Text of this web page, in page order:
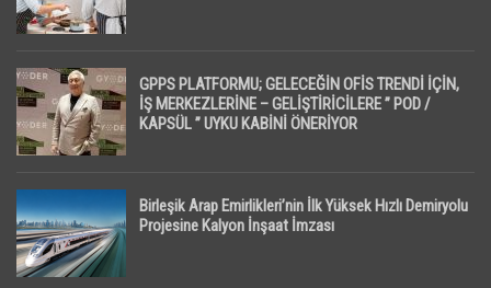
GPPS PLATFORMU; GELECEĞİN OFİS TRENDİ İÇİN,
İŞ MERKEZLERİNE – GELİŞTİRİCİLERE ” POD /
KAPSÜL ” UYKU KABİNİ ÖNERİYOR
Birleşik Arap Emirlikleri’nin İlk Yüksek Hızlı Demiryolu
Projesine Kalyon İnşaat İmzası